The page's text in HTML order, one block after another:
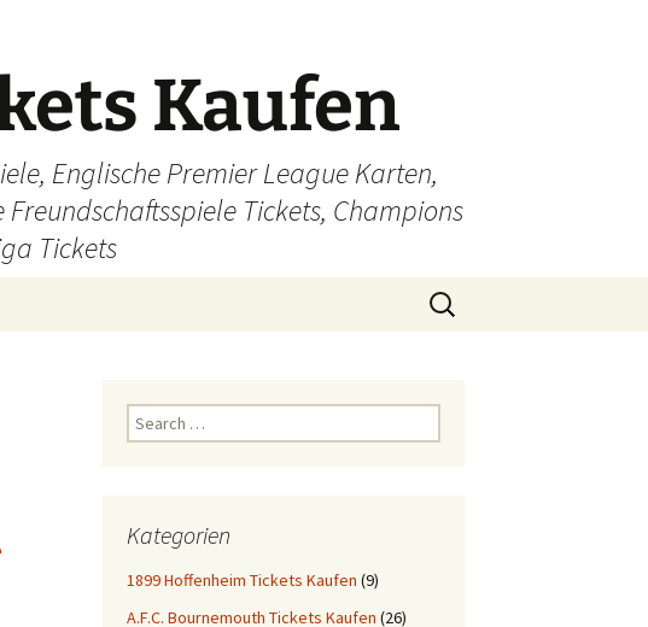
Kaufen
Englische Premier League Karten,
Tickets, Champions
Tickets
Search
for:
Search
for:
Kategorien
1899 Hoffenheim Tickets Kaufen (9)
A.F.C. Bournemouth Tickets Kaufen (26)